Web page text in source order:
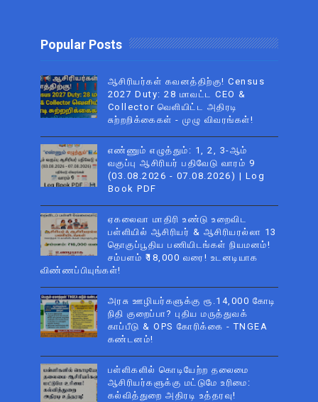
Popular Posts
ஆசிரியர்கள் கவனத்திற்கு! Census
2027 Duty: 28 மாவட்ட CEO &
Collector வெளியிட்ட அதிரடி
சுற்றறிக்கைகள் - முழு விவரங்கள்!
எண்ணும் எழுத்தும்: 1, 2, 3-ஆம்
வகுப்பு ஆசிரியர் பதிவேடு வாரம் 9
(03.08.2026 - 07.08.2026) | Log
Book PDF
ஏகலைவா மாதிரி உண்டு உறைவிட
பள்ளியில் ஆசிரியர் & ஆசிரியரல்லா 13
தொகுப்பூதிய பணியிடங்கள் நியமனம்!
சம்பளம் ₹18,000 வரை! உடனடியாக
விண்ணப்பியுங்கள்!
அரசு ஊழியர்களுக்கு ரூ.14,000 கோடி
நிதி குறைப்பா? புதிய மருத்துவக்
காப்பீடு & OPS கோரிக்கை - TNGEA
கண்டனம்!
பள்ளிகளில் கொடியேற்ற தலைமை
ஆசிரியர்களுக்கு மட்டுமே உரிமை:
கல்வித்துறை அதிரடி உத்தரவு!